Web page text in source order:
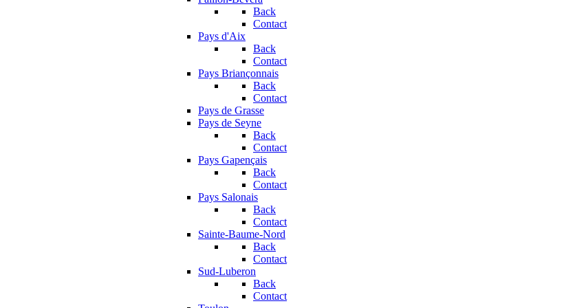
Back
Contact
Pays d'Aix
Back
Contact
Pays Briançonnais
Back
Contact
Pays de Grasse
Pays de Seyne
Back
Contact
Pays Gapençais
Back
Contact
Pays Salonais
Back
Contact
Sainte-Baume-Nord
Back
Contact
Sud-Luberon
Back
Contact